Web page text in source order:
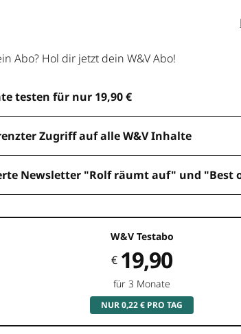
Abo? Hol dir jetzt dein W&V Abo!
testen für nur 19,90 €
Zugriff auf alle W&V Inhalte
Newsletter "Rolf räumt auf" und "Best
W&V Testabo
€ 19,90
für 3 Monate
NUR 0,22 € PRO TAG